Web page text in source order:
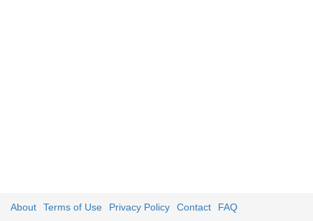
About Terms of Use Privacy Policy Contact FAQ